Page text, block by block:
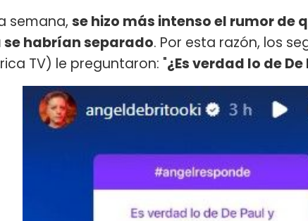
semana, se hizo más intenso el rumor de
habrían separado. Por esta razón, los
TV) le preguntaron: "¿Es verdad lo de